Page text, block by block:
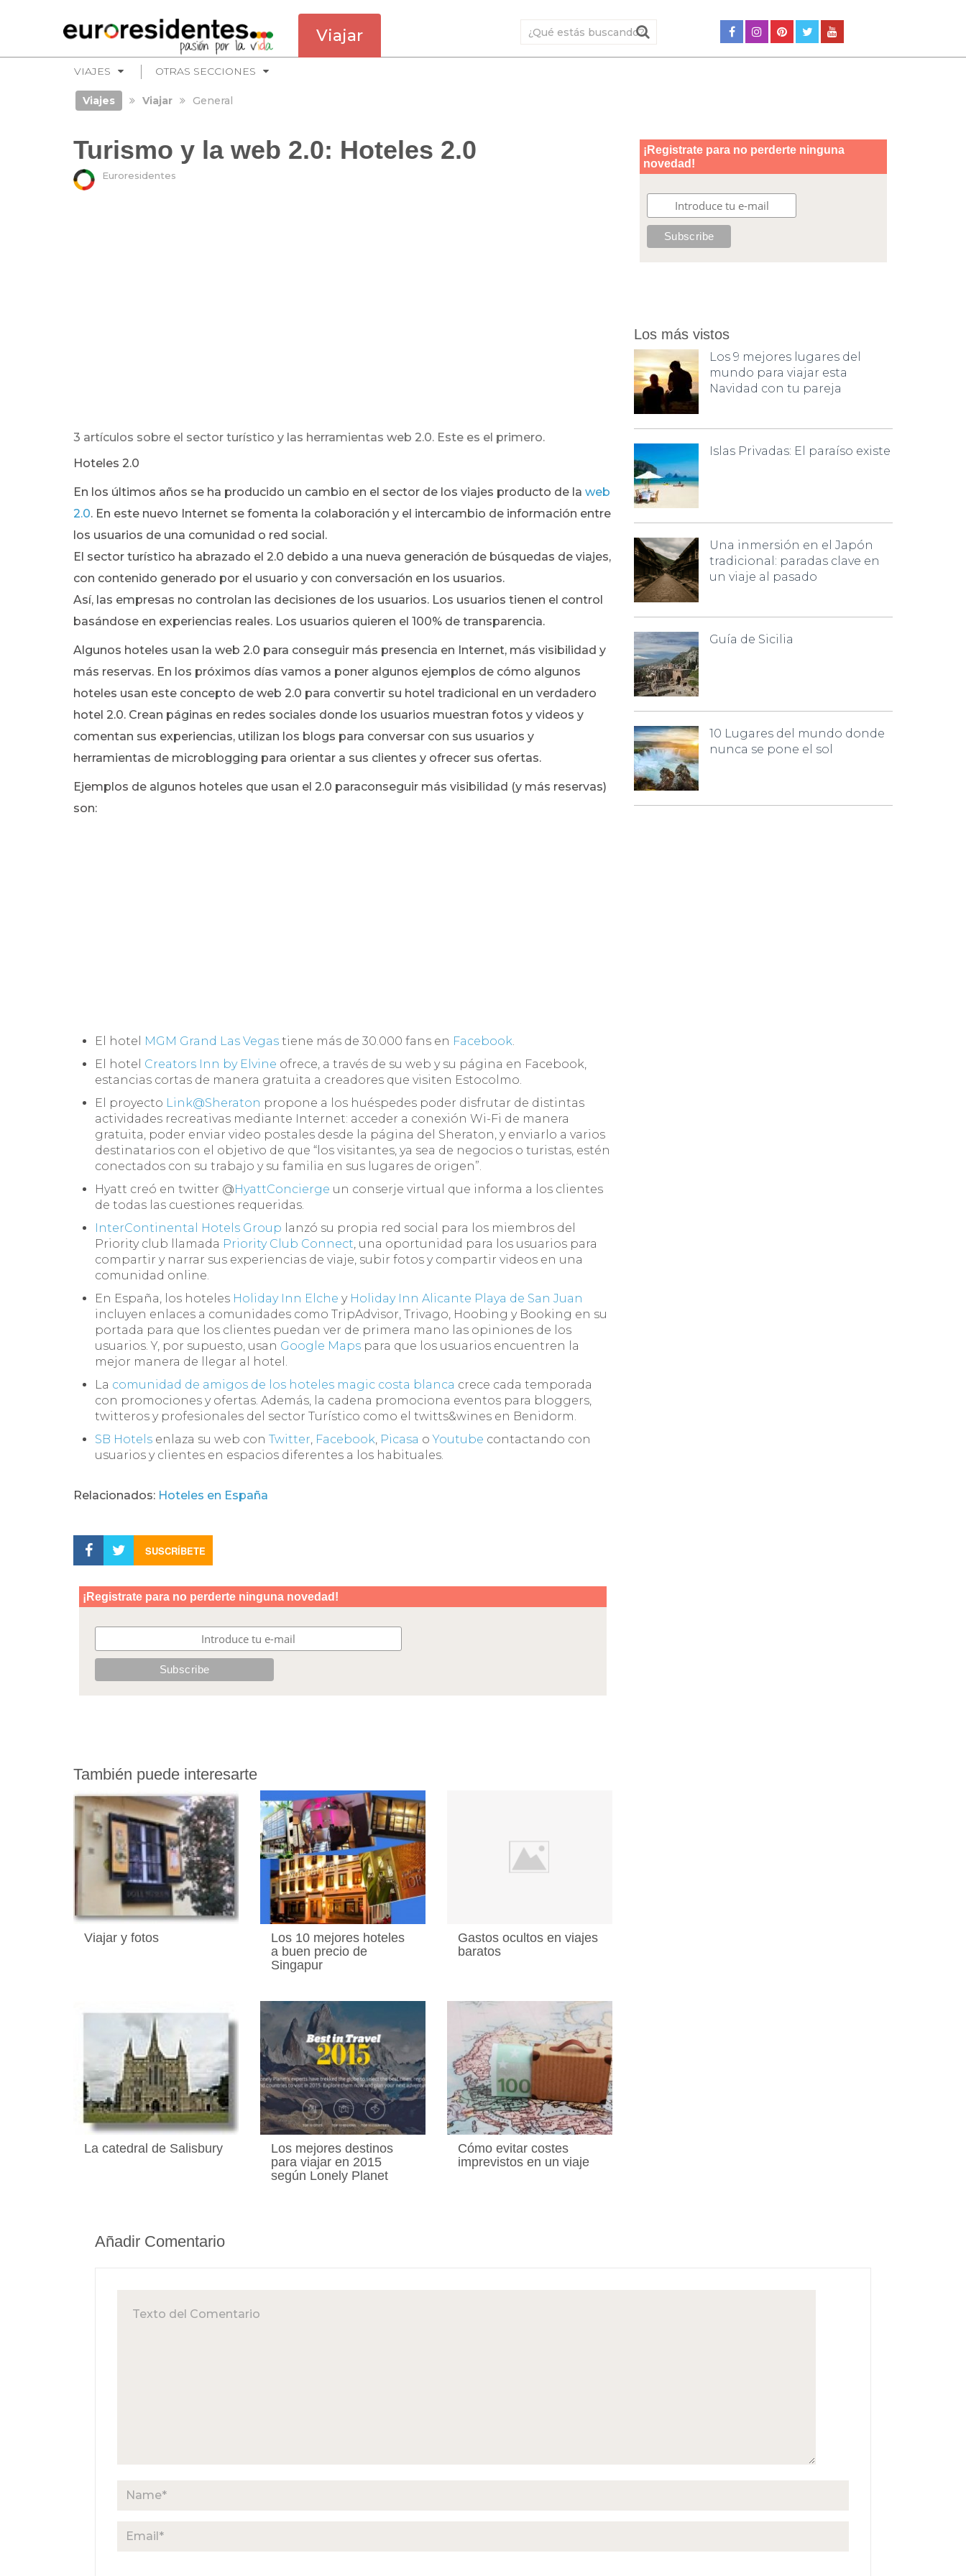
Viajar
VIAJES OTRAS SECCIONES
Viajes Viajar General
Turismo y la web 2.0: Hoteles 2.0
Euroresidentes
3 artículos sobre el sector turístico y las herramientas web 2.0. Este es el primero.
Hoteles 2.0
En los últimos años se ha producido un cambio en el sector de los viajes producto de la web
2.0. En este nuevo Internet se fomenta la colaboración y el intercambio de información entre
los usuarios de una comunidad o red social.
El sector turístico ha abrazado el 2.0 debido a una nueva generación de búsquedas de viajes,
con contenido generado por el usuario y con conversación en los usuarios.
Así, las empresas no controlan las decisiones de los usuarios. Los usuarios tienen el control
basándose en experiencias reales. Los usuarios quieren el 100% de transparencia.
Algunos hoteles usan la web 2.0 para conseguir más presencia en Internet, más visibilidad y
más reservas. En los próximos días vamos a poner algunos ejemplos de cómo algunos
hoteles usan este concepto de web 2.0 para convertir su hotel tradicional en un verdadero
hotel 2.0. Crean páginas en redes sociales donde los usuarios muestran fotos y videos y
comentan sus experiencias, utilizan los blogs para conversar con sus usuarios y
herramientas de microblogging para orientar a sus clientes y ofrecer sus ofertas.
Ejemplos de algunos hoteles que usan el 2.0 paraconseguir más visibilidad (y más reservas)
son:
El hotel MGM Grand Las Vegas tiene más de 30.000 fans en Facebook.
El hotel Creators Inn by Elvine ofrece, a través de su web y su página en Facebook,
estancias cortas de manera gratuita a creadores que visiten Estocolmo.
El proyecto Link@Sheraton propone a los huéspedes poder disfrutar de distintas
actividades recreativas mediante Internet: acceder a conexión Wi-Fi de manera
gratuita, poder enviar video postales desde la página del Sheraton, y enviarlo a varios
destinatarios con el objetivo de que “los visitantes, ya sea de negocios o turistas, estén
conectados con su trabajo y su familia en sus lugares de origen”.
Hyatt creó en twitter @HyattConcierge un conserje virtual que informa a los clientes
de todas las cuestiones requeridas.
InterContinental Hotels Group lanzó su propia red social para los miembros del
Priority club llamada Priority Club Connect, una oportunidad para los usuarios para
compartir y narrar sus experiencias de viaje, subir fotos y compartir videos en una
comunidad online.
En España, los hoteles Holiday Inn Elche y Holiday Inn Alicante Playa de San Juan
incluyen enlaces a comunidades como TripAdvisor, Trivago, Hoobing y Booking en su
portada para que los clientes puedan ver de primera mano las opiniones de los
usuarios. Y, por supuesto, usan Google Maps para que los usuarios encuentren la
mejor manera de llegar al hotel.
La comunidad de amigos de los hoteles magic costa blanca crece cada temporada
con promociones y ofertas. Además, la cadena promociona eventos para bloggers,
twitteros y profesionales del sector Turístico como el twitts&wines en Benidorm.
SB Hotels enlaza su web con Twitter, Facebook, Picasa oYoutube contactando con
usuarios y clientes en espacios diferentes a los habituales.
Relacionados: Hoteles en España
SUSCRÍBETE
También puede interesarte
Viajar y fotos
Los 10 mejores hoteles
a buen precio de
Singapur
Gastos ocultos en viajes
baratos
La catedral de Salisbury
Los mejores destinos
para viajar en 2015
según Lonely Planet
Cómo evitar costes
imprevistos en un viaje
Los más vistos
Los 9 mejores lugares del
mundo para viajar esta
Navidad con tu pareja
Islas Privadas: El paraíso existe
Una inmersión en el Japón
tradicional: paradas clave en
un viaje al pasado
Guía de Sicilia
10 Lugares del mundo donde
nunca se pone el sol
Añadir Comentario